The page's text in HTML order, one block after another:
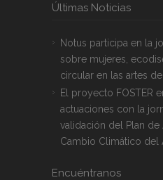
Últimas Noticias
Notus participa en la
sobre mujeres,
circular en las artes
El proyecto FOSTER
actuaciones con la
validación del Plan de
Cambio Climático del
Encuéntranos